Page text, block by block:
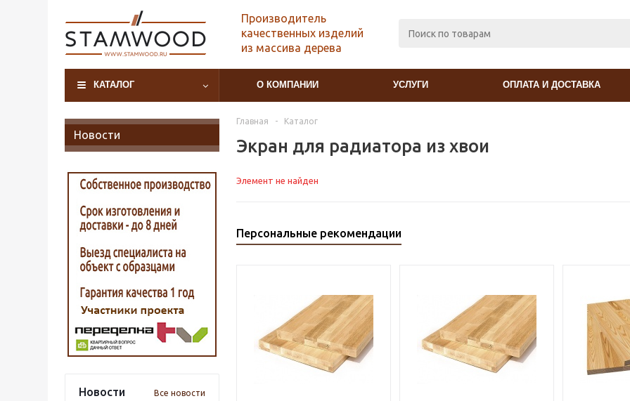
Производитель
качественных изделий
из массива дерева
КАТАЛОГ О КОМПАНИИ УСЛУГИ ОПЛАТА И ДОСТАВКА
Новости
Новости Все новости
Главная - Каталог
Экран для радиатора из хвои
Элемент не найден
Персональные рекомендации